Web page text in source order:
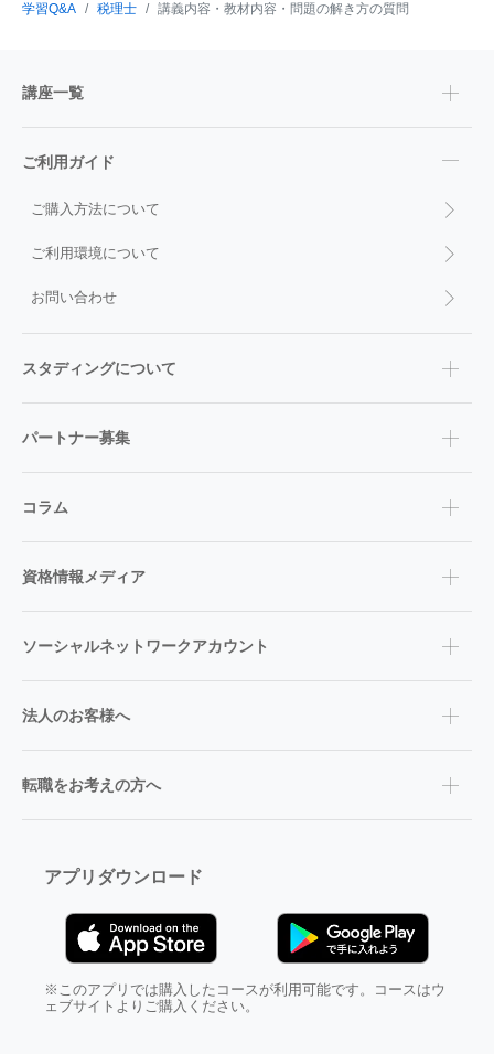
学習Q&A 税理士 講義内容・教材内容・問題の解き方の質問
講座一覧
ご利用ガイド
ご購入方法について
ご利用環境について
お問い合わせ
スタディングについて
パートナー募集
コラム
資格情報メディア
ソーシャルネットワークアカウント
法人のお客様へ
転職をお考えの方へ
アプリダウンロード
※このアプリでは購入したコースが利用可能です。コースはウ
ェブサイトよりご購入ください。